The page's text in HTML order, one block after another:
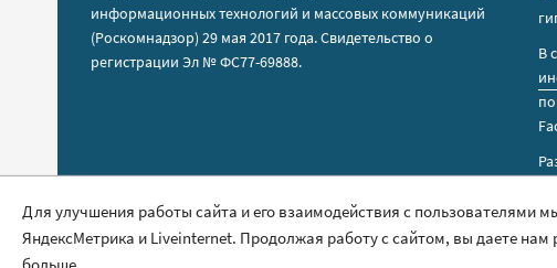
информационных технологий и массовых коммуникаций
(Роскомнадзор) 29 мая 2017 года. Свидетельство о
регистрации Эл № ФС77-69888.
В
Правила сайта
Политика обработки персональных данных
Для улучшения работы сайта и его взаимодействия с пользователями
ЯндексМетрика и Liveinternet. Продолжая работу с сайтом, вы даете